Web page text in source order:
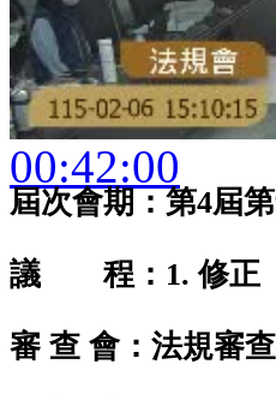
00:42:00
屆次會期：第4屆
議 程：1. 修正「
審 查 會：法規審